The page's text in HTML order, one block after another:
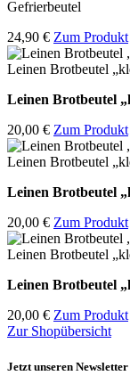
Gefrierbeutel
24,90 € Zum Produkt
Leinen Brotbeutel
Leinen Brotbeutel
20,00 € Zum Produkt
Leinen Brotbeutel
Leinen Brotbeutel
20,00 € Zum Produkt
Leinen Brotbeutel
Leinen Brotbeutel
20,00 € Zum Produkt
Zur Shopübersicht
Jetzt unseren